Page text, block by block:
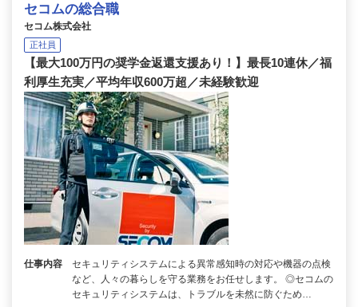
セコムの総合職
セコム株式会社
正社員
【最大100万円の奨学金返還支援あり！】最長10連休／福
利厚生充実／平均年収600万超／未経験歓迎
仕事内容
セキュリティシステムによる異常感知時の対応や機器の点検
など、人々の暮らしを守る業務をお任せします。 ◎セコムの
セキュリティシステムは、トラブルを未然に防ぐため…